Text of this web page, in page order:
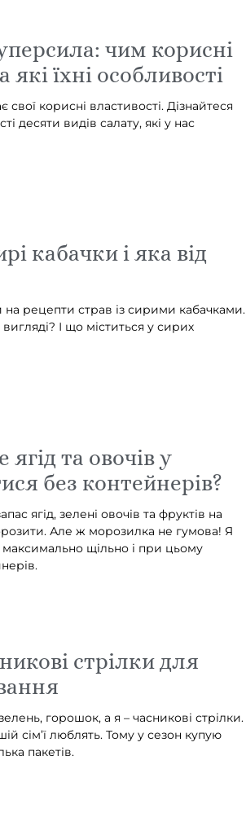
чим корисні
які їхні особливості
корисні властивості. Дізнайтеся
десяти видів салату, які у нас
кабачки і яка від
рецепти страв із сирими кабачками.
І що міститься у сирих
та овочів у
без контейнерів?
ягід, зелені овочів та фруктів на
Але ж морозилка не гумова! Я
максимально щільно і при цьому
стрілки для
горошок, а я – часникові стрілки.
сім’ї люблять. Тому у сезон купую
пакетів.